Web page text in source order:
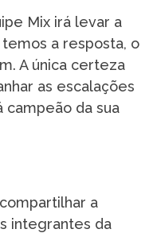
Mix irá levar a
a resposta, o
A única certeza
as escalações
campeão da sua
a
integrantes da